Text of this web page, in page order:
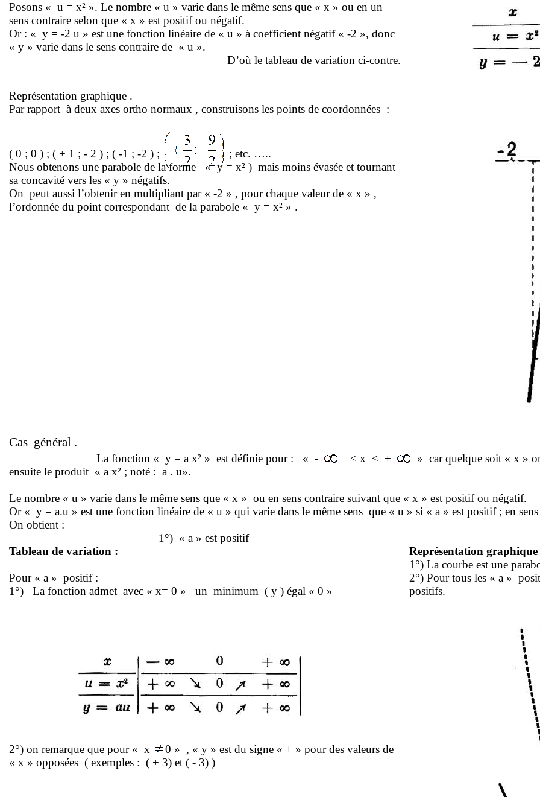
Posons « u = x² ». Le nombre « u » varie dans le même sens que « x » ou en un
sens contraire selon que « x » est positif ou négatif.
Or : « y = -2 u » est une fonction linéaire de « u » à coefficient négatif « -2 », donc
« y » varie dans le sens contraire de « u ».
D’où le tableau de variation ci-contre.
Représentation graphique .
Par rapport à deux axes orthonormaux , construisons les points de coordonnées :
( 0 ; 0 ) ; ( + 1 ; - 2 ) ; ( -1 ; -2 ) ;
; etc. …..
Nous obtenons une parabole de la forme
« y =x² ) mais moins évasée et tournant
sa concavité vers les « y » négatifs.
On peut aussi l’obtenir en multipliant par « -2 » , pour chaque valeur de « x » ,
l’ordonnée du point correspondant de la parabole « y = x² » .
Cas général .
La fonction « y = a x² » est définie pour : « - < x < + » carquelque soit « x »
ensuite le produit « a x² ; noté : a . u».
Le nombre « u » varie dans le même sens que « x » ou en sens contraire suivant que « x » est positif ou négatif.
Or « y =a.u » est une fonction linéaire de « u » qui varie dans le même sens que « u » si « a » est positif ; en
On obtient :
1°) « a » est positif
Tableau de variation :
Représentation graphique
Pour « a » positif :
1°)
La fonction admet avec « x= 0 » un minimum ( y ) égal « 0 »
2°) on remarque que pour « x 0 » , « y » est du signe « + » pour des valeurs de
« x » opposées ( exemples : ( + 3) et( - 3) )
1°) La courbe est une
2°) Pour tous les « a »
positifs.